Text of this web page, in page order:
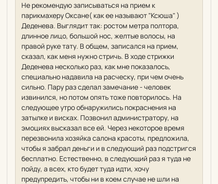
Не рекомендую записываться на прием к
парикмахеру Оксане( как ее называют "Ксюша" )
Деденева. Выглядит так: ростом метра полтора,
длинное лицо, большой нос, желтые волосы, на
правой руке тату. В общем, записался на прием,
сказал, как меня нужно стричь. В ходе стрижки
Деденева несколько раз, как мне показалось,
специально надавила на расческу, при чем очень
сильно. Пару раз сделал замечание - человек
извинился, но потом опять тоже повторилось. На
следующее утро обнаружились покраснения на
затылке и висках. Позвонил администратору, на
эмоциях высказал все ей. Через некоторое время
перезвонила хозяйка салона красоты, предложила,
чтобы я забрал деньги и в следующий раз подстригся
бесплатно. Естественно, в следующий раз я туда не
пойду, а всех, кто будет туда идти, хочу
предупредить, чтобы ни в коем случае не шли на